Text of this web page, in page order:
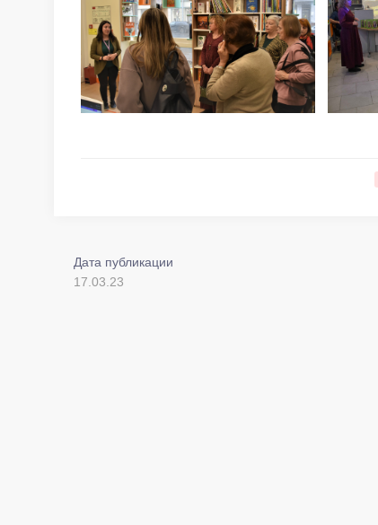
Дата публикации
17.03.23